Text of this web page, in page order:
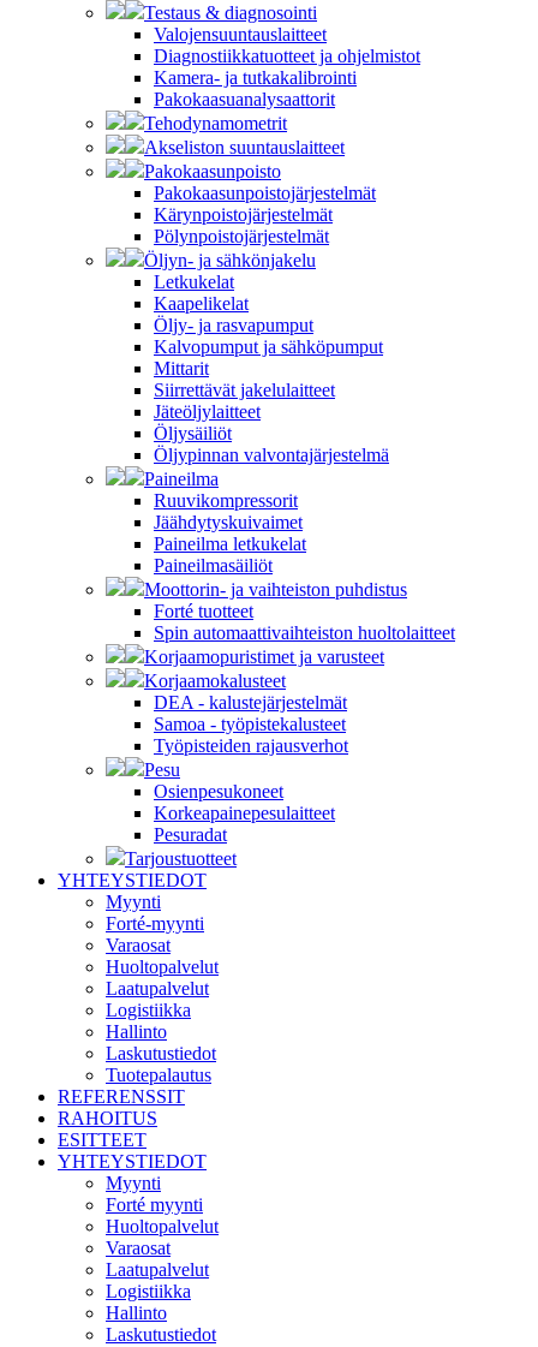
Testaus & diagnosointi
Valojensuuntauslaitteet
Diagnostiikkatuotteet ja ohjelmistot
Kamera- ja tutkakalibrointi
Pakokaasuanalysaattorit
Tehodynamometrit
Akseliston suuntauslaitteet
Pakokaasunpoisto
Pakokaasunpoistojärjestelmät
Kärynpoistojärjestelmät
Pölynpoistojärjestelmät
Öljyn- ja sähkönjakelu
Letkukelat
Kaapelikelat
Öljy- ja rasvapumput
Kalvopumput ja sähköpumput
Mittarit
Siirrettävät jakelulaitteet
Jäteöljylaitteet
Öljysäiliöt
Öljypinnan valvontajärjestelmä
Paineilma
Ruuvikompressorit
Jäähdytyskuivaimet
Paineilma letkukelat
Paineilmasäiliöt
Moottorin- ja vaihteiston puhdistus
Forté tuotteet
Spin automaattivaihteiston huoltolaitteet
Korjaamopuristimet ja varusteet
Korjaamokalusteet
DEA - kalustejärjestelmät
Samoa - työpistekalusteet
Työpisteiden rajausverhot
Pesu
Osienpesukoneet
Korkeapainepesulaitteet
Pesuradat
Tarjoustuotteet
YHTEYSTIEDOT
Myynti
Forté-myynti
Varaosat
Huoltopalvelut
Laatupalvelut
Logistiikka
Hallinto
Laskutustiedot
Tuotepalautus
REFERENSSIT
RAHOITUS
ESITTEET
YHTEYSTIEDOT
Myynti
Forté myynti
Huoltopalvelut
Varaosat
Laatupalvelut
Logistiikka
Hallinto
Laskutustiedot